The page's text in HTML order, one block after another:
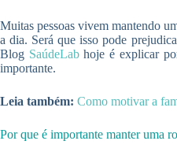
Muitas pessoas vivem mantendo
a dia. Será que isso pode
Blog SaúdeLabhoje é explicar
importante.
Leia também: Como motivar a
Por que é importante manter uma